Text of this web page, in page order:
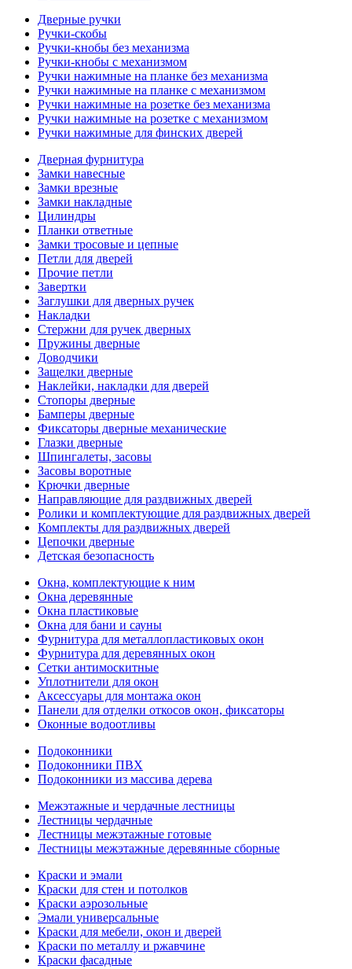
Дверные ручки
Ручки-скобы
Ручки-кнобы без механизма
Ручки-кнобы с механизмом
Ручки нажимные на планке без механизма
Ручки нажимные на планке с механизмом
Ручки нажимные на розетке без механизма
Ручки нажимные на розетке с механизмом
Ручки нажимные для финских дверей
Дверная фурнитура
Замки навесные
Замки врезные
Замки накладные
Цилиндры
Планки ответные
Замки тросовые и цепные
Петли для дверей
Прочие петли
Завертки
Заглушки для дверных ручек
Накладки
Стержни для ручек дверных
Пружины дверные
Доводчики
Защелки дверные
Наклейки, накладки для дверей
Стопоры дверные
Бамперы дверные
Фиксаторы дверные механические
Глазки дверные
Шпингалеты, засовы
Засовы воротные
Крючки дверные
Направляющие для раздвижных дверей
Ролики и комплектующие для раздвижных дверей
Комплекты для раздвижных дверей
Цепочки дверные
Детская безопасность
Окна, комплектующие к ним
Окна деревянные
Окна пластиковые
Окна для бани и сауны
Фурнитура для металлопластиковых окон
Фурнитура для деревянных окон
Сетки антимоскитные
Уплотнители для окон
Аксессуары для монтажа окон
Панели для отделки откосов окон, фиксаторы
Оконные водоотливы
Подоконники
Подоконники ПВХ
Подоконники из массива дерева
Межэтажные и чердачные лестницы
Лестницы чердачные
Лестницы межэтажные готовые
Лестницы межэтажные деревянные сборные
Краски и эмали
Краски для стен и потолков
Краски аэрозольные
Эмали универсальные
Краски для мебели, окон и дверей
Краски по металлу и ржавчине
Краски фасадные